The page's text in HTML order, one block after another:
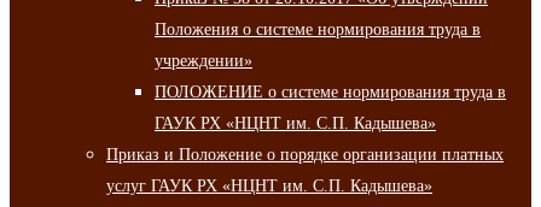
Положения о системе нормирования труда в
учреждении»
ПОЛОЖЕНИЕ о системе нормирования труда в
ГАУК РХ «НЦНТ им. С.П. Кадышева»
Приказ и Положение о порядке организации платных
услуг ГАУК РХ «НЦНТ им. С.П. Кадышева»